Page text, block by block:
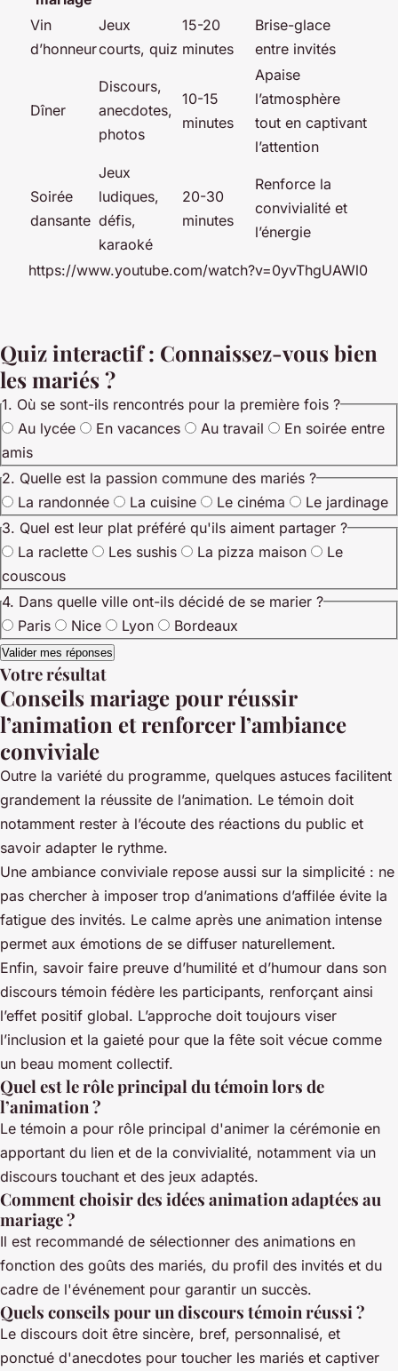
Vin
d’honneur
Jeux
courts, quiz
15-20
minutes
Brise-glace
entre invités
Dîner
Discours,
anecdotes,
photos
10-15
minutes
Apaise
l’atmosphère
tout en captivant
l’attention
Soirée
dansante
Jeux
ludiques,
défis,
karaoké
20-30
minutes
Renforce la
convivialité et
l’énergie
https://www.youtube.com/watch?v=0yvThgUAWl0
Quiz interactif : Connaissez-vous bien
les mariés ?
1. Où se sont-ils rencontrés pour la première fois ?
Au lycée
En vacances Au travail
amis
2. Quelle est la passion commune des mariés ?
La randonnée
La cuisine Le cinéma
Le jardinage
3. Quel est leur plat préféré qu'ils aiment partager ?
La raclette
Les sushis La pizza maison
couscous
4. Dans quelle ville ont-ils décidé de se marier ?
Paris
Nice Lyon Bordeaux
Valider mes réponses
Votre résultat
Conseils mariage pour réussir
l’animation et renforcer l’ambiance
conviviale
Outre la variété du programme, quelques astuces facilitent
grandement la réussite de l’animation. Le témoin doit
notamment rester à l’écoute des réactions du public et
savoir adapter le rythme.
Une ambiance conviviale repose aussi sur la simplicité : ne
pas chercher à imposer trop d’animations d’affilée évite la
fatigue des invités. Le calme après une animation intense
permet aux émotions de se diffuser naturellement.
Enfin, savoir faire preuve d’humilité et d’humour dans son
discours témoin fédère les participants, renforçant ainsi
l’effet positif global. L’approche doit toujours viser
l’inclusion et la gaieté pour que la fête soit vécue comme
un beau moment collectif.
Quel est le rôle principal du témoin lors de
l’animation ?
Le témoin a pour rôle principal d'animer la cérémonie en
apportant du lien et de la convivialité, notamment via un
discours touchant et des jeux adaptés.
Comment choisir des idées animation adaptées au
mariage ?
Il est recommandé de sélectionner des animations en
fonction des goûts des mariés, du profil des invités et du
cadre de l'événement pour garantir un succès.
Quels conseils pour un discours témoin réussi ?
Le discours doit être sincère, bref, personnalisé, et
ponctué d'anecdotes pour toucher les mariés et captiver